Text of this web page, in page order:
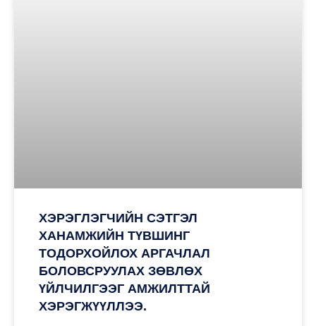
ХЭРЭГЛЭГЧИЙН СЭТГЭЛ
ХАНАМЖИЙН ТҮВШИНГ
ТОДОРХОЙЛОХ АРГАЧЛАЛ
БОЛОВСРУУЛАХ ЗӨВЛӨХ
ҮЙЛЧИЛГЭЭГ АМЖИЛТТАЙ
ХЭРЭГЖҮҮЛЛЭЭ.